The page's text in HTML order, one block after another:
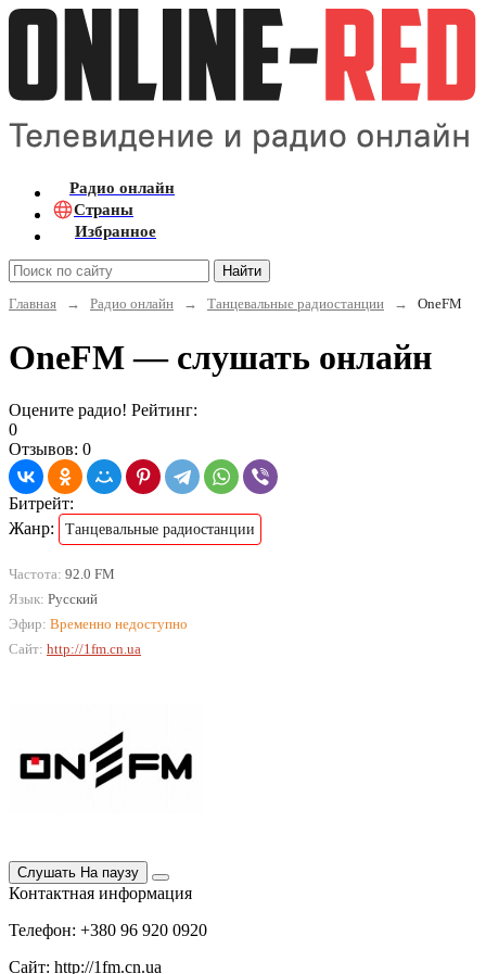
Радио онлайн
Страны
Избранное
Найти
Главная
→ Радио онлайн → Танцевальные радиостанции → OneFM
OneFM — слушать онлайн
Оцените радио! Рейтинг:
0
Отзывов: 0
Битрейт:
Жанр:
Танцевальные радиостанции
Частота: 92.0 FM
Язык: Русский
Эфир: Временно недоступно
Сайт: http://1fm.cn.ua
Слушать На паузу
Контактная информация
Телефон: +380 96 920 0920
Сайт: http://1fm.cn.ua